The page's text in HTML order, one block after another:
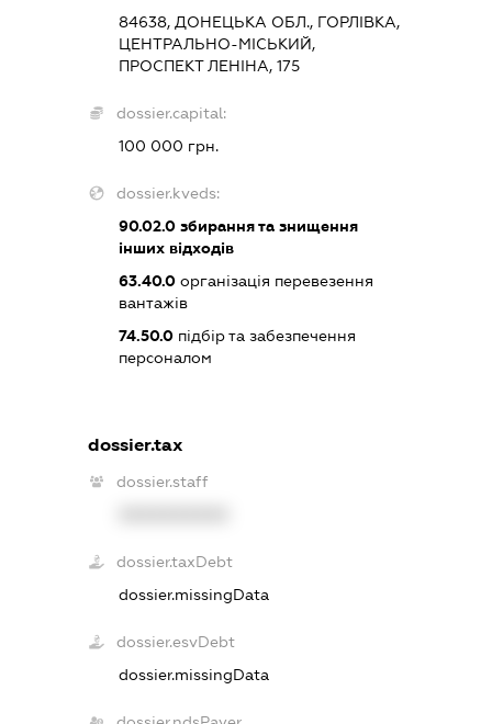
84638, ДОНЕЦЬКА ОБЛ., ГОРЛІВКА,
ЦЕНТРАЛЬНО-МІСЬКИЙ,
ПРОСПЕКТ ЛЕНІНА, 175
dossier.capital:
100 000 грн.
dossier.kveds:
90.02.0 збирання та знищення
інших відходів
63.40.0 організація перевезення
вантажів
74.50.0 підбір та забезпечення
персоналом
dossier.tax
dossier.staff
dossier.taxDebt
dossier.missingData
dossier.esvDebt
dossier.missingData